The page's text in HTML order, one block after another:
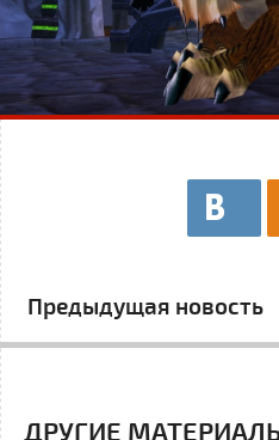
Предыдущая новость
ДРУГИЕ